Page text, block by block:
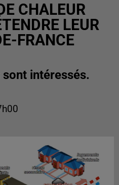
CHALEUR
LEUR
FRANCE
sont intéressés.